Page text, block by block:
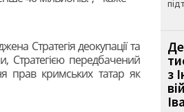
Стратегія деокупації та
Стратегією передбачений
прав кримських татар як
з